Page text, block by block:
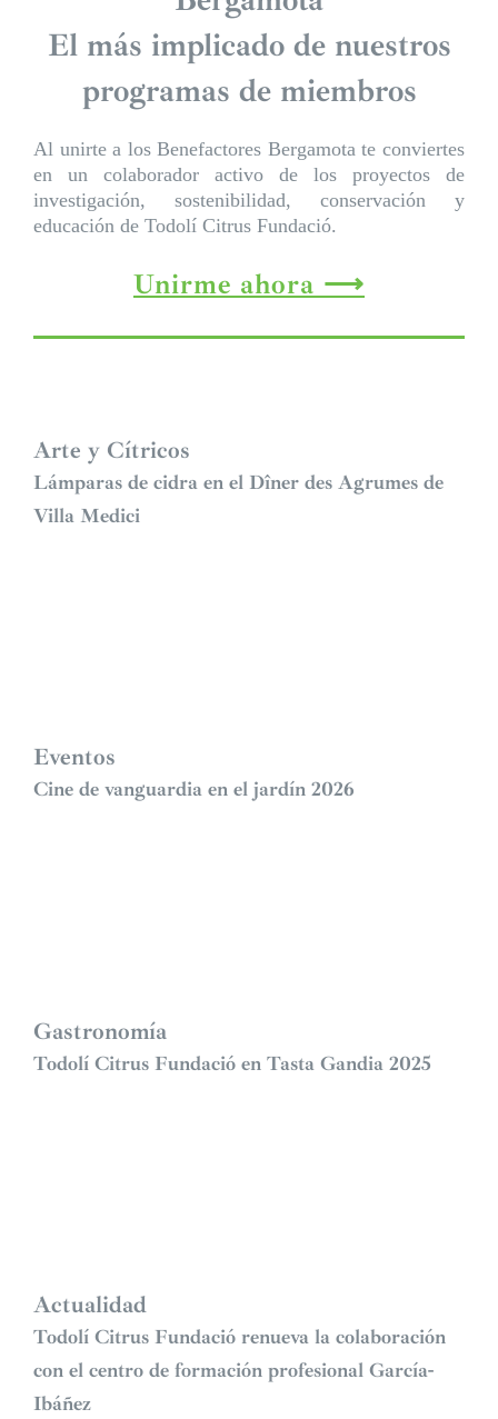
El más implicado de nuestros
programas de miembros
Al unirte a los Benefactores Bergamota te conviertes
en un colaborador activo de los proyectos de
investigación, sostenibilidad, conservación y
educación de Todolí Citrus Fundació.
Unirme ahora
Arte y Cítricos
Lámparas de cidra en el Dîner des Agrumes de
Villa Medici
Eventos
Cine de vanguardia en el jardín 2026
Gastronomía
Todolí Citrus Fundació en Tasta Gandia 2025
Actualidad
Todolí Citrus Fundació renueva la colaboración
con el centro de formación profesional García-
Ibáñez